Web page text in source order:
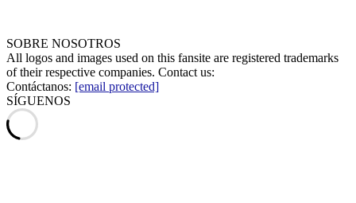
SOBRE NOSOTROS
All logos and images used on this fansite are registered trademarks
of their respective companies. Contact us:
Contáctanos: [email protected]
SÍGUENOS